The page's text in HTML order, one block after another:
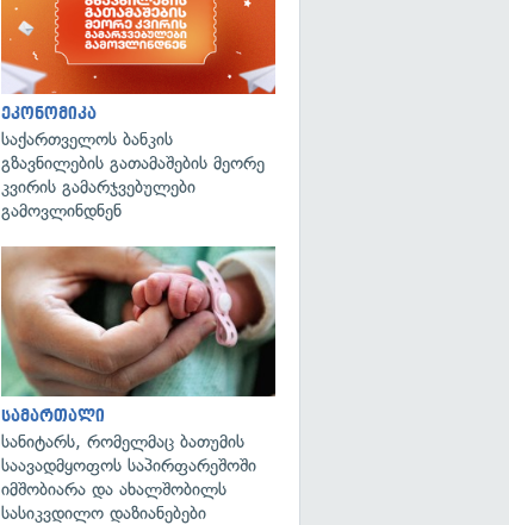
ეკონომიკა
საქართველოს ბანკის
გზავნილების გათამაშების მეორე
კვირის გამარჯვებულები
გამოვლინდნენ
სამართალი
სანიტარს, რომელმაც ბათუმის
საავადმყოფოს საპირფარეშოში
იმშობიარა და ახალშობილს
სასიკვდილო დაზიანებები